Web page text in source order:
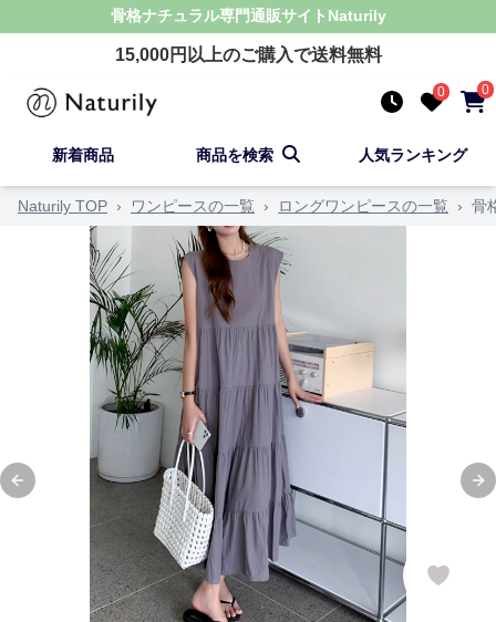
骨格ナチュラル専門通販サイト Naturily
15,000円以上のご購入で送料無料
0 0
新着商品 商品を検索 人気ランキング
Naturily TOP › ワンピースの一覧 › ロングワンピースの一覧 › 骨
Previous slide